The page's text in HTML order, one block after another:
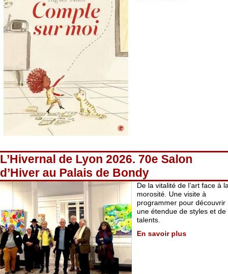
L’Hivernal de Lyon 2026. 70e Salon
d’Hiver au Palais de Bondy
De la vitalité de l’art face à
morosité. Une visite à
programmer pour découvrir
une étendue de styles et de
talents.
En savoir plus